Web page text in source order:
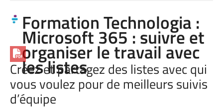
Formation Technologia :
Microsoft 365 : suivre et
organiser le travail avec
les listes
Créez et partagez des listes avec qui
vous voulez pour de meilleurs suivis
d’équipe